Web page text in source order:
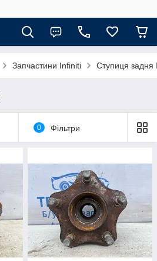
Запчастини Infiniti Ступиця задня
0 Фільтри